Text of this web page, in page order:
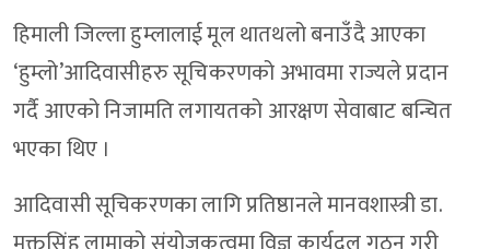
हिमाली जिल्ला हुम्लालाई मूल थातथलो बनाउँदै आएका
‘हुम्लो’आदिवासीहरु सूचिकरणको अभावमा राज्यले प्रदान
गर्दै आएको निजामति लगायतको आरक्षण सेवाबाट बन्चित
भएका थिए ।
आदिवासी सूचिकरणका लागि प्रतिष्ठानले मानवशास्त्री डा.